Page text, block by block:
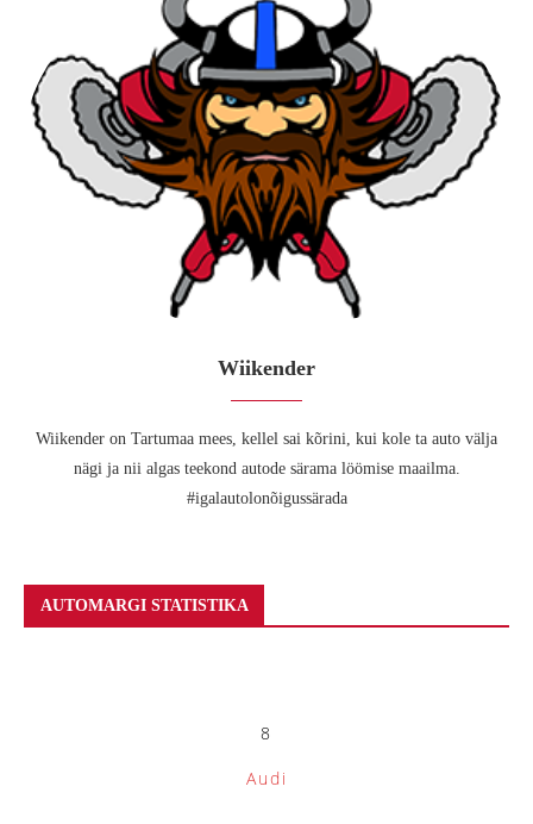
Wiikender
Wiikender on Tartumaa mees, kellel sai kõrini, kui kole ta auto välja
nägi ja nii algas teekond autode särama löömise maailma.
#igalautolonõigussärada
AUTOMARGI STATISTIKA
8
Audi